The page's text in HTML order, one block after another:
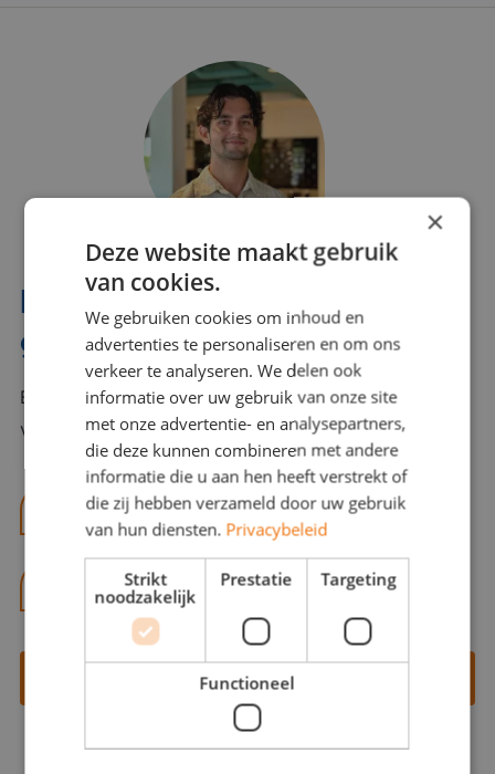
Interesse? Benno helpt je
graag verder!
Bel of mail Benno met al jouw vragen. Benno staat
voor je klaar en helpt je graag!
benno@viajou.nl
06 13 28 62 71
Contact opnemen
×
Deze website maakt gebruik
van cookies.
We gebruiken cookies om inhoud en
advertenties te personaliseren en om ons
verkeer te analyseren. We delen ook
informatie over uw gebruik van onze site
met onze advertentie- en analysepartners,
die deze kunnen combineren met andere
informatie die u aan hen heeft verstrekt of
die zij hebben verzameld door uw gebruik
van hun diensten. Privacybeleid
Strikt
noodzakelijk
Prestatie Targeting
Functioneel